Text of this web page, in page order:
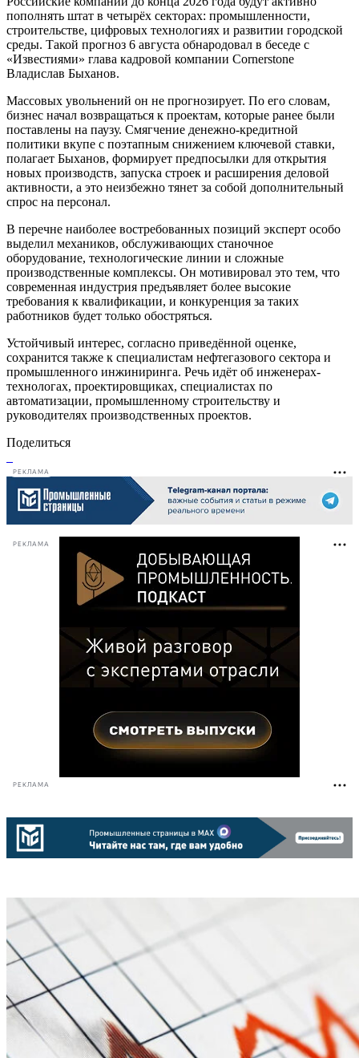
пополнять штат в четырёх секторах: промышленности,
строительстве, цифровых технологиях и развитии городской
среды. Такой прогноз 6 августа обнародовал в беседе с
«Известиями» глава кадровой компании Cornerstone
Владислав Быханов.
Массовых увольнений он не прогнозирует. По его словам,
бизнес начал возвращаться к проектам, которые ранее были
поставлены на паузу. Смягчение денежно-кредитной
политики вкупе с поэтапным снижением ключевой ставки,
полагает Быханов, формирует предпосылки для открытия
новых производств, запуска строек и расширения деловой
активности, а это неизбежно тянет за собой дополнительный
спрос на персонал.
В перечне наиболее востребованных позиций эксперт особо
выделил механиков, обслуживающих станочное
оборудование, технологические линии и сложные
производственные комплексы. Он мотивировал это тем, что
современная индустрия предъявляет более высокие
требования к квалификации, и конкуренция за таких
работников будет только обостряться.
Устойчивый интерес, согласно приведённой оценке,
сохранится также к специалистам нефтегазового сектора и
промышленного инжиниринга. Речь идёт об инженерах-
технологах, проектировщиках, специалистах по
автоматизации, промышленному строительству и
руководителях производственных проектов.
Поделиться
РЕКЛАМА
РЕКЛАМА
РЕКЛАМА